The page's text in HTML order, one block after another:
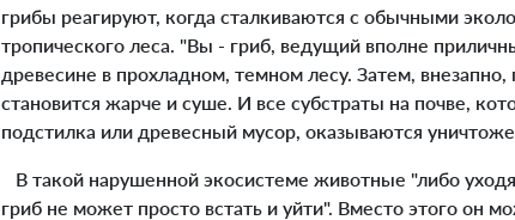
грибы реагируют, когда сталкиваются с обычными
тропического леса. "Вы - гриб, ведущий вполне
древесине в прохладном, темном лесу. Затем,
становится жарче и суше. И все субстраты на почве,
подстилка или древесный мусор, оказываются
В такой нарушенной экосистеме животные "либо
гриб не может просто встать и уйти". Вместо этого он